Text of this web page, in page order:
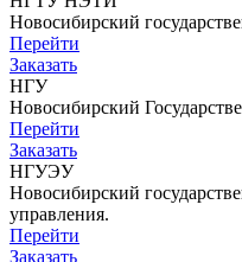
Новосибирский
Перейти
Заказать
НГУ
Новосибирский
Перейти
Заказать
НГУЭУ
Новосибирский
управления.
Перейти
Заказать